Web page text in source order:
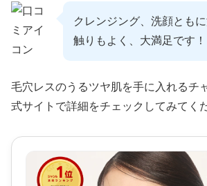
クレンジング、洗顔とも
触りもよく、大満足です！
毛穴レスのうるツヤ肌を手に入れるチ
式サイトで詳細をチェックしてみてく